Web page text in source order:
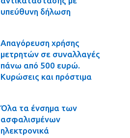
υπεύθυνη δήλωση
Απαγόρευση χρήσης
μετρητών σε συναλλαγές
πάνω από 500 ευρώ.
Κυρώσεις και πρόστιμα
Όλα τα ένσημα των
ασφαλισμένων
ηλεκτρονικά